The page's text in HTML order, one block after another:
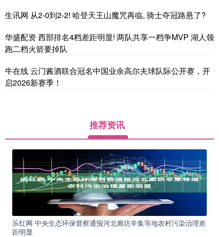
生讯网 从2-0到2-2! 哈登天王山魔咒再临, 骑士夺冠路悬了?
华盛配资 西部排名4档差距明显! 两队共享一档争MVP 湖人领
跑二档火箭要掉队
牛在线 云门酱酒联合冠名中国业余高尔夫球队际公开赛，开
启2026新赛季！
推荐资讯
乐红网 中央生态环保督察通报河北廊坊辛集等地农村污染治理差
距明显